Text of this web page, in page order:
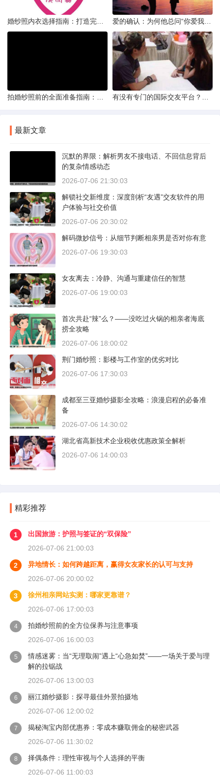
最新文章
沉默的界限：解析男友不接电话、不回信息背后
的复杂情感动态
2026-07-06 21:30:03
解锁社交新维度：深度剖析“友遇”交友软件的用
户体验与社交价值
2026-07-06 20:30:02
解码微妙信号：从细节判断相亲男是否对你有意
2026-07-06 19:30:03
女友离去：冷静、沟通与重建信任的智慧
2026-07-06 19:00:03
首次共赴“辣”么？——没吃过火锅的相亲者海底
捞全攻略
2026-07-06 18:00:02
荆门婚纱照：影楼与工作室的优劣对比
2026-07-06 17:30:03
成都至三亚婚纱摄影全攻略：浪漫启程的必备准
备
2026-07-06 14:30:02
湖北省高新技术企业税收优惠政策全解析
2026-07-06 14:00:03
精彩推荐
1
出国旅游：护照与签证的“双保险”
2026-07-06 21:00:03
2
异地情长：如何跨越距离，赢得女友家长的认可与支持
2026-07-06 20:00:02
3
徐州相亲网站实测：哪家更靠谱？
2026-07-06 17:00:03
4
拍婚纱照前的全方位保养与注意事项
2026-07-06 16:00:03
5
情感迷雾：当“无理取闹”遇上“心急如焚”——一场关于爱与理
解的拉锯战
2026-07-06 13:00:03
6
丽江婚纱摄影：探寻最佳外景拍摄地
2026-07-06 12:00:02
7
揭秘淘宝内部优惠券：零成本赚取佣金的秘密武器
2026-07-06 11:30:02
8
择偶条件：理性审视与个人选择的平衡
2026-07-06 11:00:03